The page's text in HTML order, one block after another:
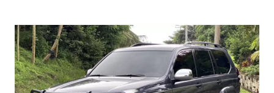
PICK
UP
MODIFIYE